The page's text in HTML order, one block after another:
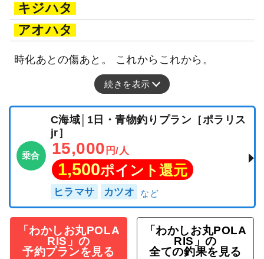
キジハタ
アオハタ
時化あとの傷あと。 これからこれから。
続きを表示
乗合
C海域│1日・青物釣りプラン［ポラリス
jr］
15,000 円/人
1,500ポイント還元
ヒラマサ カツオ
「わかしお丸POLA
RIS」の
予約プランを見る
「わかしお丸POLA
RIS」の
全ての釣果を見る